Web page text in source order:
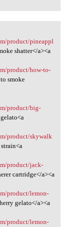
product/pineappl
shatter</a><a
product/how-to-
smoke
product/big-
product/skywalk
product/jack-
cartridge</a><a
product/lemon-
gelato</a><a
product/lemon-